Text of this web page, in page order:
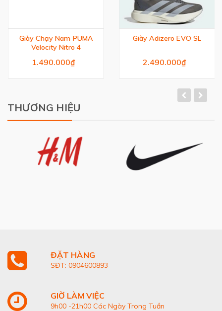
Giày Chạy Nam PUMA
Velocity Nitro 4
1.490.000₫
Giày Adizero EVO SL
2.490.000₫
THƯƠNG HIỆU
ĐẶT HÀNG
SĐT: 0904600893
GIỜ LÀM VIỆC
9h00 -21h00 Các Ngày Trong Tuần